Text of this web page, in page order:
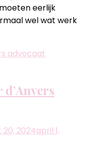
eerlijk
wel wat werk
2024april 1,